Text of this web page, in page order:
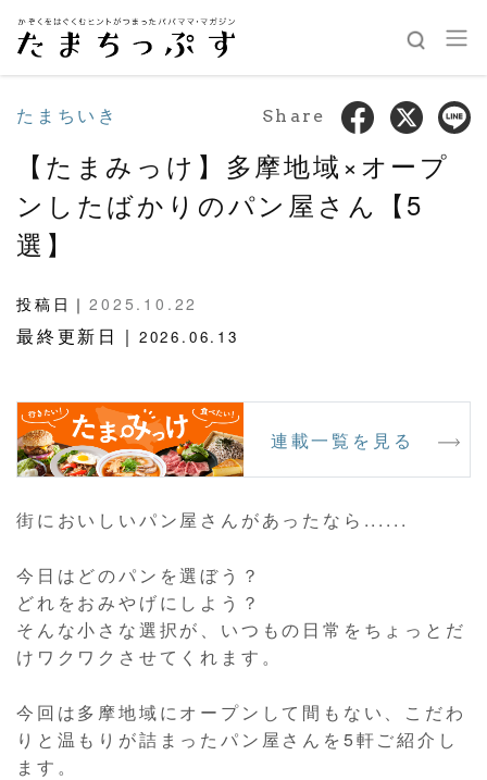
たまちいき Share
【たまみっけ】多摩地域×オープ
ンしたばかりのパン屋さん【5
選】
投稿日｜2025.10.22
最終更新日｜ 2026.06.13
連載一覧を見る
街においしいパン屋さんがあったなら......
今日はどのパンを選ぼう？
どれをおみやげにしよう？
そんな小さな選択が、いつもの日常をちょっとだ
けワクワクさせてくれます。
今回は多摩地域にオープンして間もない、こだわ
りと温もりが詰まったパン屋さんを5軒ご紹介し
ます。